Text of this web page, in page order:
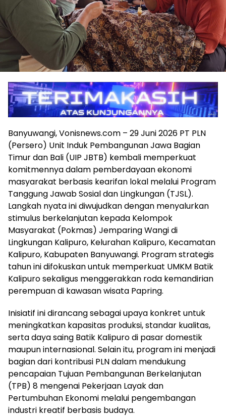
Banyuwangi, Vonisnews.com – 29 Juni 2026 PT PLN
(Persero) Unit Induk Pembangunan Jawa Bagian
Timur dan Bali (UIP JBTB) kembali memperkuat
komitmennya dalam pemberdayaan ekonomi
masyarakat berbasis kearifan lokal melalui Program
Tanggung Jawab Sosial dan Lingkungan (TJSL).
Langkah nyata ini diwujudkan dengan menyalurkan
stimulus berkelanjutan kepada Kelompok
Masyarakat (Pokmas) Jemparing Wangi di
Lingkungan Kalipuro, Kelurahan Kalipuro, Kecamatan
Kalipuro, Kabupaten Banyuwangi. Program strategis
tahun ini difokuskan untuk memperkuat UMKM Batik
Kalipuro sekaligus menggerakkan roda kemandirian
perempuan di kawasan wisata Papring.
Inisiatif ini dirancang sebagai upaya konkret untuk
meningkatkan kapasitas produksi, standar kualitas,
serta daya saing Batik Kalipuro di pasar domestik
maupun internasional. Selain itu, program ini menjadi
bagian dari kontribusi PLN dalam mendukung
pencapaian Tujuan Pembangunan Berkelanjutan
(TPB) 8 mengenai Pekerjaan Layak dan
Pertumbuhan Ekonomi melalui pengembangan
industri kreatif berbasis budaya.